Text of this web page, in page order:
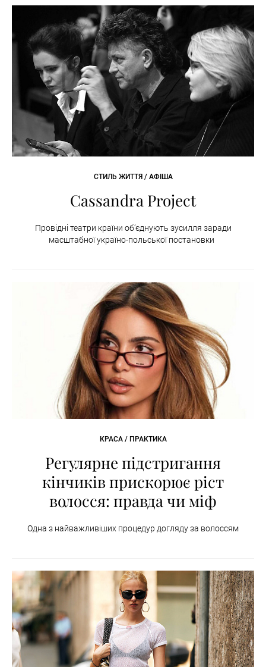
СТИЛЬ ЖИТТЯ / АФІША
Cassandra Project
Провідні театри країни об’єднують зусилля заради
масштабної україно-польської постановки
КРАСА / ПРАКТИКА
Регулярне підстригання
кінчиків прискорює ріст
волосся: правда чи міф
Одна з найважливіших процедур догляду за волоссям